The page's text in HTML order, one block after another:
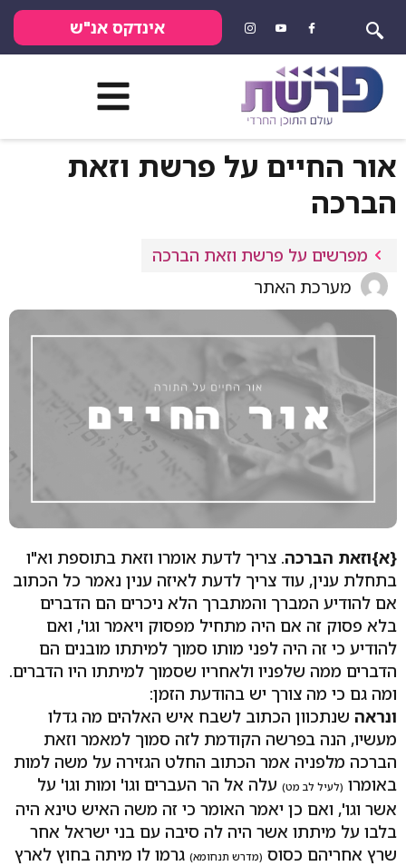
אינדקס אנ"ש
אור החיים על פרשת וזאת
הברכה
מפרשים על פרשת וזאת הברכה
מערכת האתר
{א}וזאת הברכה. צריך לדעת אומרו וזאת בתוספת וא"ו
בתחלת ענין, עוד צריך לדעת לאיזה ענין נאמר כל הכתוב
אם להודיע המברך והמתברך הלא ניכרים הם הדברים
בלא פסוק זה אם היה מתחיל מפסוק ויאמר וגו', ואם
להודיע כי זה היה לפני מותו סמוך למיתתו מובנים הם
הדברים ממה שלפניו ולאחריו שסמוך למיתתו היו הדברים.
ומה גם כי מה צורך יש בהודעת הזמן:
ונראה שנתכוון הכתוב לשבח איש האלהים מה גדלו
מעשיו, הנה בפרשה הקודמת לזה סמוך למאמר וזאת
הברכה מלפניה אמר הכתוב החלט הגזירה על משה למות
באומרו (לעיל לב מט) עלה אל הר העברים וגו' ומות וגו' על
אשר וגו', ואם כן יאמר האומר כי זה משה האיש טינא היה
בלבו על מיתתו אשר היה לה סיבה עם בני ישראל אחר
שרץ אחריהם כסוס (מדרש תנחומא) גרמו לו מיתה בחוץ לארץ